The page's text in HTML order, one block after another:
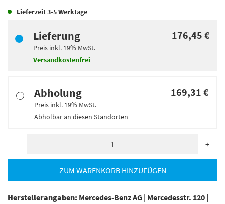
Lieferzeit3-5 Werktage
Lieferung
Preis inkl. 19% MwSt.
Versandkostenfrei
176,45 €
Abholung
Preis inkl. 19% MwSt.
Abholbar an diesen Standorten
169,31 €
- +
ZUM WARENKORB HINZUFÜGEN
Herstellerangaben: Mercedes-Benz AG | Mercedesstr. 120 |